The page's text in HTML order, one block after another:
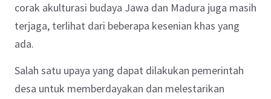
corak akulturasi budaya Jawa dan Madura juga masih
terjaga, terlihat dari beberapa kesenian khas yang
ada.
Salah satu upaya yang dapat dilakukan pemerintah
desa untuk memberdayakan dan melestarikan